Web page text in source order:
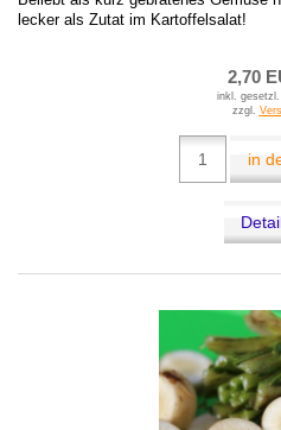
lecker als Zutat im Kartoffelsalat!
2,70
inkl.
zzgl.
in